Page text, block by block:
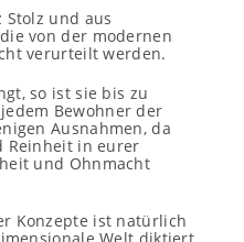
Stolz und aus
von der modernen
verurteilt werden.
so ist sie bis zu
Bewohner der
Ausnahmen, da
Reinheit in eurer
und Ohnmacht
Konzepte ist natürlich